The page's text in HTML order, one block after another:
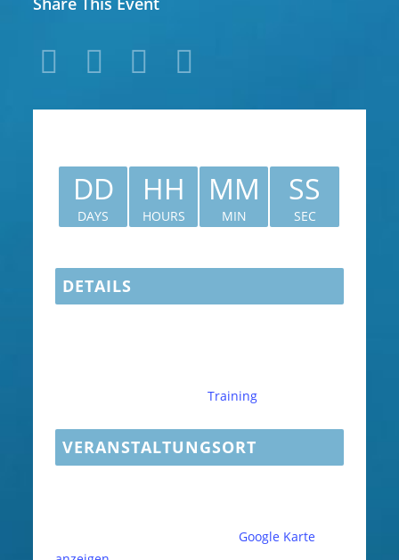
DD
DAYS
HH
HOURS
MM
MIN
SS
SEC
DETAILS
Training
VERANSTALTUNGSORT
Google Karte